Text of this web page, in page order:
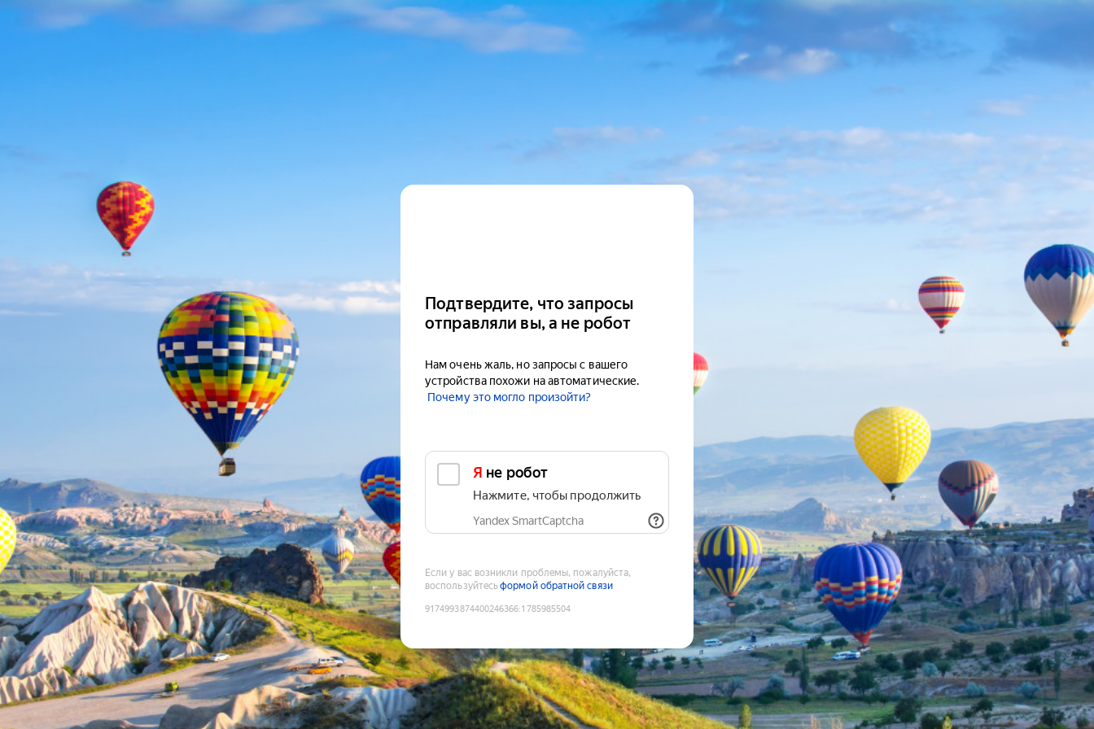
Подтвердите, что запросы
отправляли вы, а не робот
Нам очень жаль, но запросы с вашего
устройства похожи на автоматические.
Почему это могло произойти?
Я не робот
Нажмите, чтобы продолжить
Yandex SmartCaptcha
Если у вас возникли проблемы, пожалуйста,
воспользуйтесьформой обратной связи
9174993874400246366:1785985504